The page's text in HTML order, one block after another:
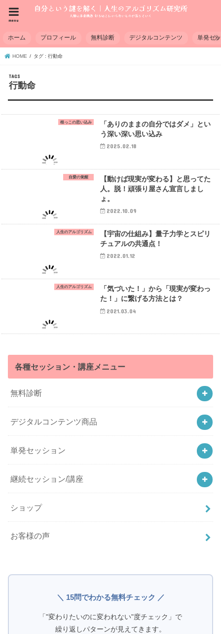
menu
ホーム プロフィール 無料診断 デジタルコンテンツ 単発セ
HOME タグ : 行動命
行動命
根っこの思い込み
「ありのままの自分ではダメ」とい
う深い深い思い込み
2025.02.18
自愛の覚醒
【動けば現実が変わる】と思ってた
人。脱！頑張り屋さん宣言しまし
ょ。
2022.10.09
人生のアルゴリズム
【宇宙の仕組み】量子力学とスピリ
チュアルの共通点！
2022.01.12
人生のアルゴリズム
「気づいた！」から「現実が変わっ
た！」に繋げる方法とは？
2021.03.04
各種セッション・講座メニュー
無料診断
デジタルコンテンツ商品
単発セッション
継続セッション/講座
ショップ
お客様の声
＼ 15問でわかる無料チェック ／
「"変わりたいのに変われない"度チェック」で
繰り返しパターンが見えてきます。